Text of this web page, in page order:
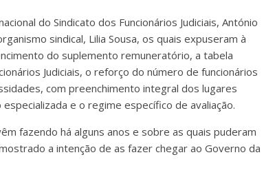
do Sindicato dos Funcionários Judiciais, António
sindical, Lilia Sousa, os quais expuseram à
do suplemento remuneratório, a tabela
Judiciais, o reforço do número de funcionários
com preenchimento integral dos lugares
e o regime específico de avaliação.
fazendo há alguns anos e sobre as quais puderam
a intenção de as fazer chegar ao Governo da